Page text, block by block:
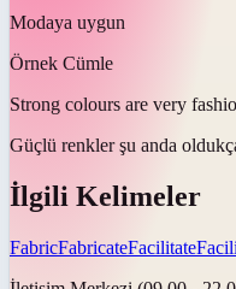
Modaya uygun
Örnek Cümle
Strong colours are very
Güçlü renkler şu anda
İlgili Kelimeler
FabricFabricateFacilitate